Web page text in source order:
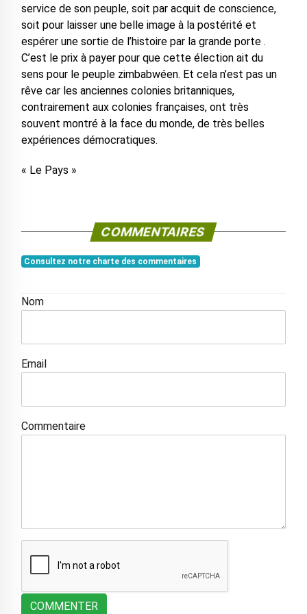
service de son peuple, soit par acquit de conscience,
soit pour laisser une belle image à la postérité et
espérer une sortie de l’histoire par la grande porte .
C’est le prix à payer pour que cette élection ait du
sens pour le peuple zimbabwéen. Et cela n’est pas un
rêve car les anciennes colonies britanniques,
contrairement aux colonies françaises, ont très
souvent montré à la face du monde, de très belles
expériences démocratiques.
« Le Pays »
COMMENTAIRES
Consultez notre charte des commentaires
Nom
Email
Commentaire
COMMENTER